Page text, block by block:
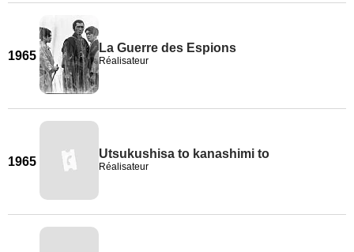
1965
La Guerre des Espions
Réalisateur
1965
Utsukushisa to kanashimi to
Réalisateur